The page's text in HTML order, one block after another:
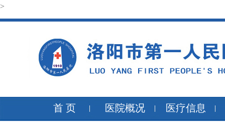
>
首 页 医院概况 医疗信息